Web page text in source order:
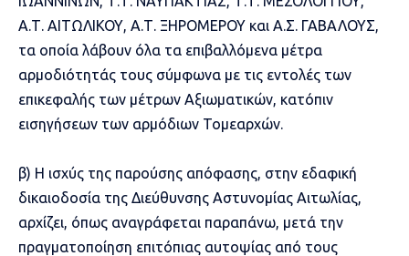
Α.Τ. ΑΙΤΩΛΙΚΟΥ, Α.Τ. ΞΗΡΟΜΕΡΟΥ και Α.Σ. ΓΑΒΑΛΟΥΣ,
τα οποία λάβουν όλα τα επιβαλλόμενα μέτρα
αρμοδιότητάς τους σύμφωνα με τις εντολές των
επικεφαλής των μέτρων Αξιωματικών, κατόπιν
εισηγήσεων των αρμόδιων Τομεαρχών.
β) Η ισχύς της παρούσης απόφασης, στην εδαφική
δικαιοδοσία της Διεύθυνσης Αστυνομίας Αιτωλίας,
αρχίζει, όπως αναγράφεται παραπάνω, μετά την
πραγματοποίηση επιτόπιας αυτοψίας από τους